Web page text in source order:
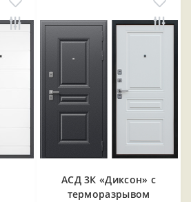
АСД 3К «Диксон» с
терморазрывом